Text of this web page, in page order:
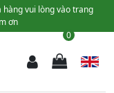
vui lòng vào trang
ơn
0